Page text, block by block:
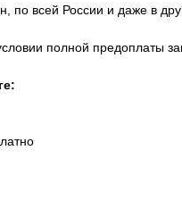
по всей России и даже в
полной предоплаты